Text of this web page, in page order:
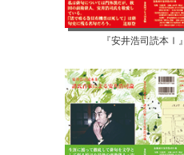
『安井浩司読本Ⅰ』